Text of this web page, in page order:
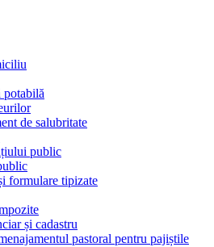
potabilă
de salubritate
public
formulare tipizate
și cadastru
pastoral pentru pajiștile